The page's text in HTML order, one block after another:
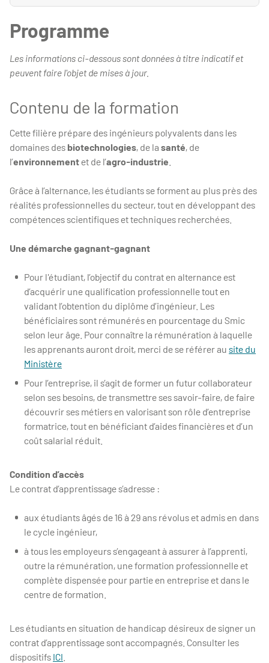
Programme
Les informations ci-dessous sont données à titre indicatif et
peuvent faire l'objet de mises à jour.
Contenu de la formation
Cette filière prépare des ingénieurs polyvalents dans les
domaines des biotechnologies, de la santé, de
l’environnementet de l’agro-industrie
Grâce à l’alternance, les étudiants se forment au plus près des
réalités professionnelles du secteur, tout en développant des
compétences scientifiques et techniques recherchées.
Une démarche gagnant-gagnant
Pour l'étudiant, l’objectif du contrat en alternance est
d’acquérir une qualification professionnelle tout en
validant l’obtention du diplôme d’ingénieur. Les
bénéficiaires sont rémunérés en pourcentage du Smic
selon leur âge. Pour connaître la rémunération à laquelle
les apprenants auront droit, merci de se référer au site du
Ministère
Pour l’entreprise, il s’agit de former un futur collaborateur
selon ses besoins, de transmettre ses savoir-faire, de faire
découvrir ses métiers en valorisant son rôle d’entreprise
formatrice, tout en bénéficiant d’aides financières et d’un
coût salarial réduit.
Condition d’accès
Le contrat d’apprentissage s’adresse :
aux étudiants âgés de 16 à 29 ans révolus et admis en dans
le cycle ingénieur,
à tous les employeurs s’engageant à assurer à l’apprenti,
outre la rémunération, une formation professionnelle et
complète dispensée pour partie en entreprise et dans le
centre de formation.
Les étudiants en situation de handicap désireux de signer un
contrat d’apprentissage sont accompagnés. Consulter les
dispositifs ICI